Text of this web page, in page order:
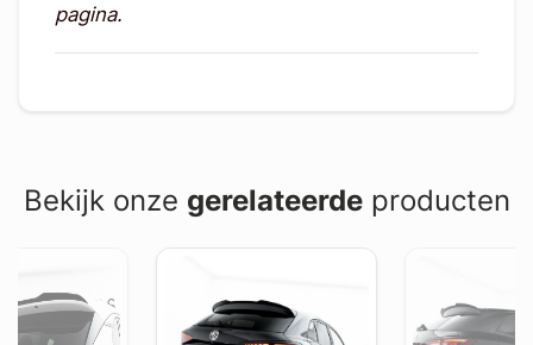
pagina.
Bekijk onze gerelateerdeproducten